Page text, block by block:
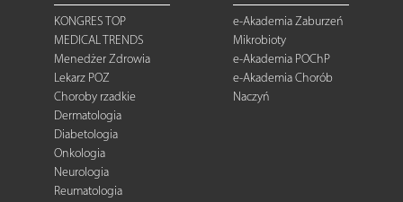
KONGRES TOP
MEDICAL TRENDS
Menedżer Zdrowia
Lekarz POZ
Choroby rzadkie
Dermatologia
Diabetologia
Onkologia
Neurologia
Reumatologia
e-Akademia Zaburzeń
Mikrobioty
e-Akademia POChP
e-Akademia Chorób
Naczyń